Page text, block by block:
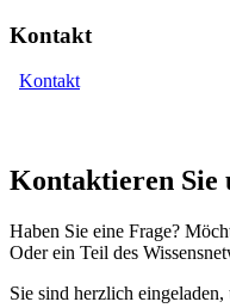
Kontakt
Kontakt
Kontaktieren Sie
Haben Sie eine Frage?
Oder ein Teil des
Sie sind herzlich